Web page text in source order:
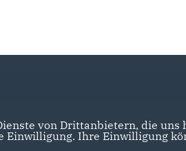
von Drittanbietern, die uns
Einwilligung. Ihre Einwilligung